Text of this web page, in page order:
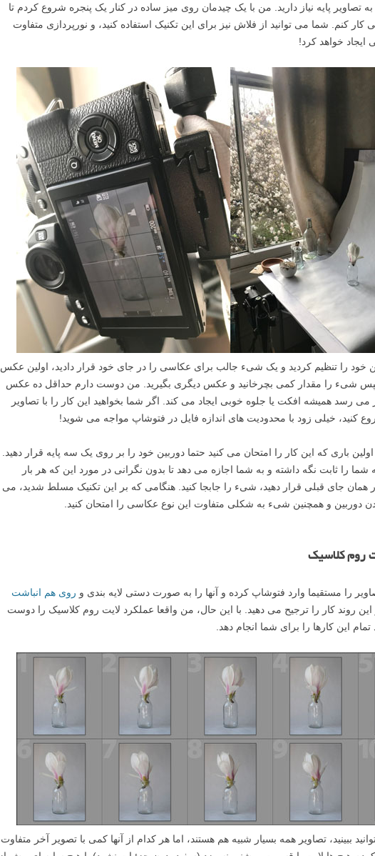
تصاویر پایه نیاز دارید. من با یک چیدمان روی میز ساده در کنار یک پنجره شروع کردم تا
کار کنم. شما می توانید از فلاش نیز برای این تکنیک استفاده کنید، و نورپردازی متفاوت
ایجاد خواهد کرد!
خود را تنظیم کردید و یک شیء جالب برای عکاسی را در جای خود قرار دادید، اولین عکس
شیء را مقدار کمی بچرخانید و عکس دیگری بگیرید. من دوست دارم حداقل ده عکس
می رسد همیشه افکت یا جلوه خوبی ایجاد می کند. اگر شما بخواهید این کار را با تصاویر
کنید، خیلی زود با محدودیت های اندازه فایل در فتوشاپ مواجه می شوید!
باری که این کار را امتحان می کنید حتما دوربین خود را بر روی یک سه پایه قرار دهید.
شما را ثابت نگه داشته و به شما اجازه می دهد تا بدون نگرانی در مورد این که هر بار
همان جای قبلی قرار دهید، شیء را جابجا کنید. هنگامی که بر این تکنیک مسلط شدید، می
دوربین و همچنین شیء به شکلی متفاوت این نوع عکاسی را امتحان کنید.
روم کلاسیک
را مستقیما وارد فتوشاپ کرده و آنها را به صورت دستی لایه بندی و روی هم انباشت
این روند کار را ترجیح می دهید. با این حال، من واقعا عملکرد لایت روم کلاسیک را دوست
این کارها را برای شما انجام دهد.
ببینید، تصاویر همه بسیار شبیه هم هستند، اما هر کدام از آنها کمی با تصویر آخر متفاوت